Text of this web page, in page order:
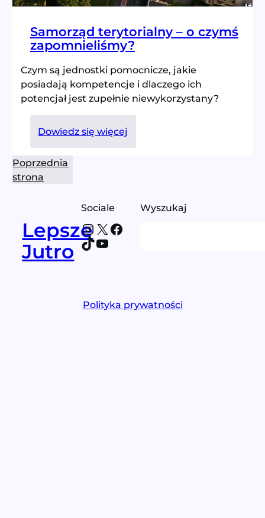
Samorząd terytorialny – o czymś
zapomnieliśmy?
Czym są jednostki pomocnicze, jakie
posiadają kompetencje i dlaczego ich
potencjał jest zupełnie niewykorzystany?
Dowiedz się więcej
Samorząd
czymś
zapomnieliśmy?
Poprzednia
strona
Lepsze
Jutro
Sociale
Instagram
X Facebook
TikTok
YouTube
Wyszukaj
Polityka prywatności